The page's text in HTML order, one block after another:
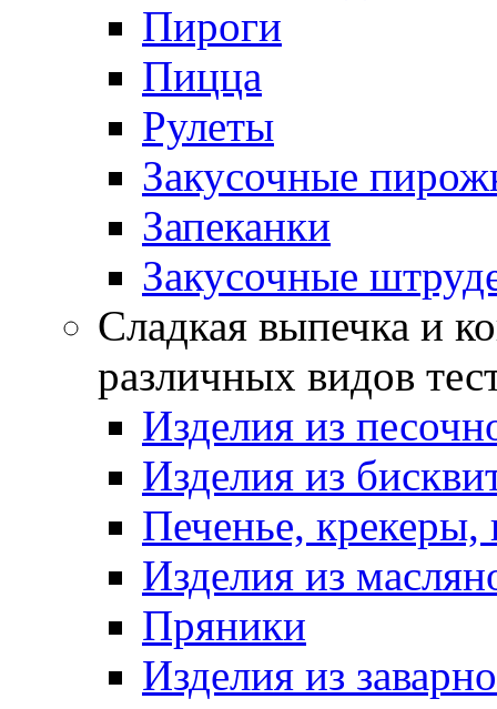
Пироги
Пицца
Рулеты
Закусочные
Запеканки
Закусочные
Сладкая выпечка и
различных видов
Изделия из
Изделия из
Печенье, крекеры,
Изделия из
Пряники
Изделия из